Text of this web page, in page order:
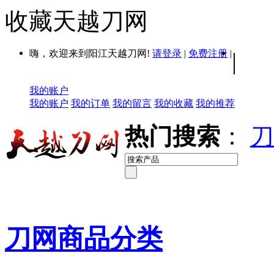
收藏天越刀网
嗨，欢迎来到阳江天越刀网! 请登录 | 免费注册 | |
我的账户
我的账户 我的订单 我的留言 我的收藏 我的推荐
热门搜索 ：
刀网商品分类